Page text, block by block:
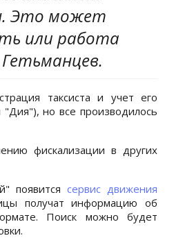
Это может
или работа
таксиста и учет его
но все производилось
фискализации в других
появится сервис движения
получат информацию об
Поиск можно будет